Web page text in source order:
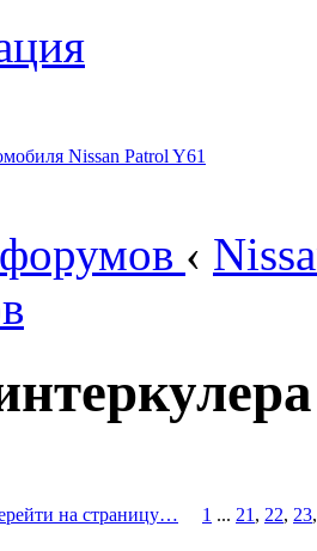
‹
на страницу… 1 ... 21 , 22, 23